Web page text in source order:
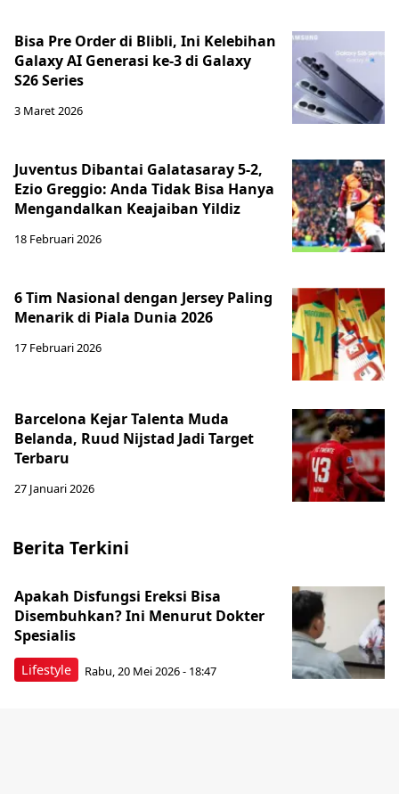
Bisa Pre Order di Blibli, Ini Kelebihan
Galaxy AI Generasi ke-3 di Galaxy
S26 Series
3 Maret 2026
Juventus Dibantai Galatasaray 5-2,
Ezio Greggio: Anda Tidak Bisa Hanya
Mengandalkan Keajaiban Yildiz
18 Februari 2026
6 Tim Nasional dengan Jersey Paling
Menarik di Piala Dunia 2026
17 Februari 2026
Barcelona Kejar Talenta Muda
Belanda, Ruud Nijstad Jadi Target
Terbaru
27 Januari 2026
Berita Terkini
Lifestyle
Apakah Disfungsi Ereksi Bisa
Disembuhkan? Ini Menurut Dokter
Spesialis
Rabu, 20 Mei 2026 - 18:47